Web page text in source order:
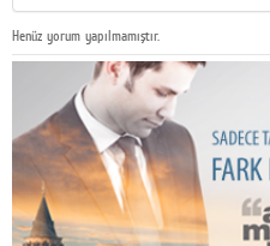
Henüz yorum yapılmamıştır.